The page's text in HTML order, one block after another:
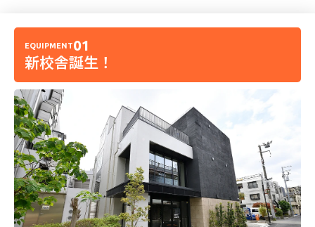
EQUIPMENT01
新校舎誕生！